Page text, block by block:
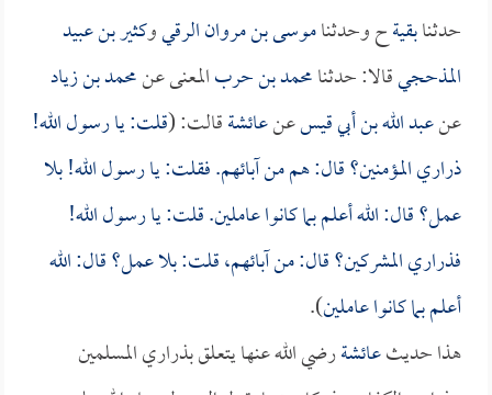
حدثنابقيةح وحدثناموسى بن مروان الرقيوكثير بن عبيد
المذحجيقالا: حدثنامحمد بن حربالمعنى عنمحمد بن زياد
عنعبد الله بن أبي قيسعنعائشةقالت: (قلت: يا رسول الله!
ذراري المؤمنين؟ قال: هم من آبائهم. فقلت: يا رسول الله! بلا
عمل؟ قال: الله أعلم بما كانوا عاملين. قلت: يا رسول الله!
فذراري المشركين؟ قال: من آبائهم، قلت: بلا عمل؟ قال: الله
أعلم بما كانوا عاملين).
هذا حديثعائشةرضي الله عنها يتعلق بذراري المسلمين